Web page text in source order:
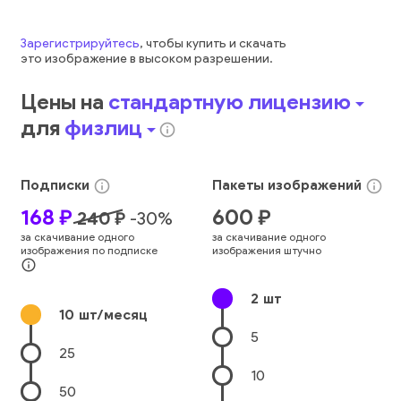
Зарегистрируйтесь, чтобы купить и скачать
это изображениев высоком разрешении.
Цены на стандартную лицензиюarrow_drop_down
для физлицarrow_drop_downinfo_outline
Подписки info_outline
168 ₽ 240₽ -30%
за скачивание одного
изображения по подписке
info_outline
10 шт/месяц
25
50
Пакеты изображений info_outline
600 ₽
за скачивание одного
изображения штучно
2 шт
5
10